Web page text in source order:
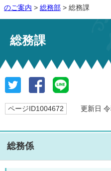
のご案内 > 総務部 > 総務課
総務課
ページID1004672 更新日 令
総務係